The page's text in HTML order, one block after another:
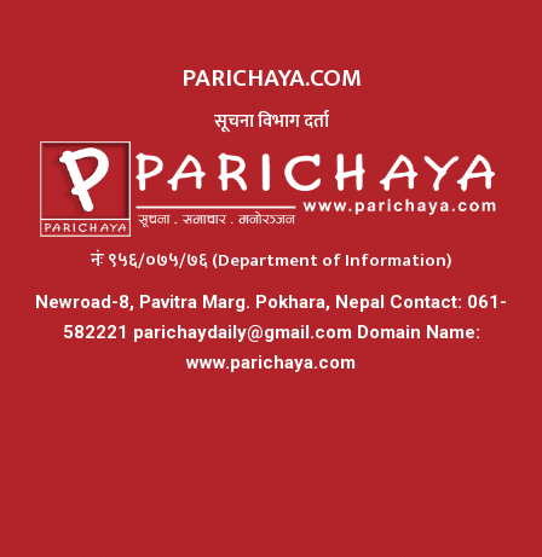
PARICHAYA.COM
सूचना विभाग दर्ता
नंः ९५६/०७५/७६ (Department of Information)
Newroad-8, Pavitra Marg. Pokhara, Nepal Contact: 061-
582221 parichaydaily@gmail.comDomain Name:
www.parichaya.com